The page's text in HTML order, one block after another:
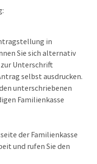
in
Sie sich alternativ
Unterschrift
selbst ausdrucken.
unterschriebenen
Familienkasse
der Familienkasse
und rufen Sie den